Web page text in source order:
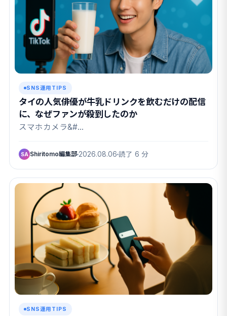
SNS運用TIPS
タイの人気俳優が牛乳ドリンクを飲むだけの配信
に、なぜファンが殺到したのか
スマホカメラ&#…
SA Shiritomo編集部 2026.08.06 読了 6 分
SNS運用TIPS